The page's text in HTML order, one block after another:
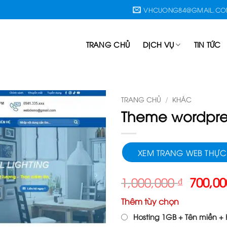
TRANG CHỦ DỊCH VỤ TIN TỨC
TRANG CHỦ / KHÁC
Theme
XEM TRANG WEB
1,000,000₫ Giá
gốc
Thêm tùy chọn
Hosting 1GB + Tên miền